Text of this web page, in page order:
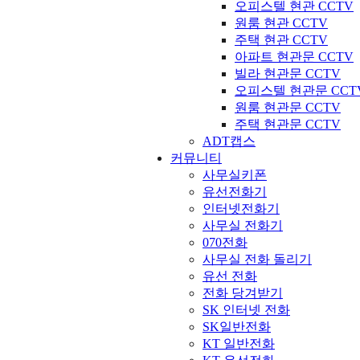
오피스텔 현관 CCTV
원룸 현관 CCTV
주택 현관 CCTV
아파트 현관문 CCTV
빌라 현관문 CCTV
오피스텔 현관문
원룸 현관문 CCTV
주택 현관문 CCTV
ADT캡스
커뮤니티
사무실키폰
유선전화기
인터넷전화기
사무실 전화기
070전화
사무실 전화 돌리기
유선 전화
전화 당겨받기
SK 인터넷 전화
SK일반전화
KT 일반전화